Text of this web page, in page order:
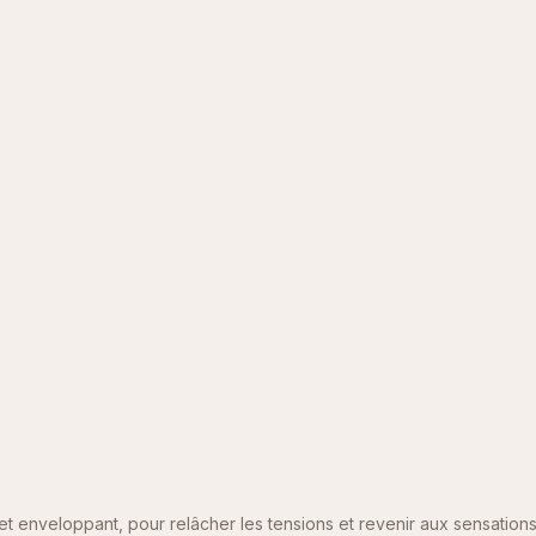
enveloppant, pour relâcher les tensions et revenir aux